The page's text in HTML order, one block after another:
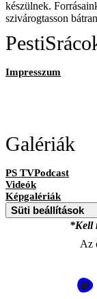
készülnek.
szivárogtasson
Impresszum
Galériák
PS TVPodcast
Videók
Képgalériák
Süti beállítások
*Kell
Az